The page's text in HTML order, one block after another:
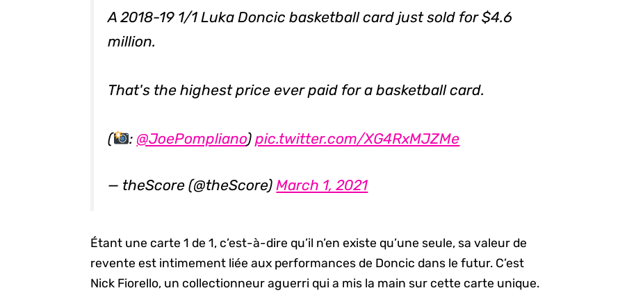
A 2018-19 1/1 Luka Doncic basketball card just sold for $4.6
million.
That's the highest price ever paid for a basketball card.
( : @JoePompliano)pic.twitter.com/XG4RxMJZMe
— theScore (@theScore)March 1, 2021
Étant une carte 1 de 1, c’est-à-dire qu’il n’en existe qu’une seule, sa valeur de
revente est intimement liée aux performances de Doncic dans le futur. C’est
Nick Fiorello, un collectionneur aguerri qui a mis la main sur cette carte unique.